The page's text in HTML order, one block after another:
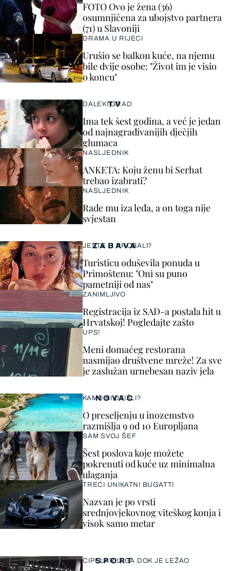
FOTO Ovo je žena (36)
osumnjičena za ubojstvo partnera
(71) u Slavoniji
DRAMA U RIJECI
Urušio se balkon kuće, na njemu
bile dvije osobe: "Život im je visio
o koncu"
ZABAVA
JESTE LI PROBALI?
Turisticu oduševila ponuda u
Primoštenu: "Oni su puno
pametniji od nas"
ZANIMLJIVO
Registracija iz SAD-a postala hit u
Hrvatskoj! Pogledajte zašto
UPS!
Meni domaćeg restorana
nasmijao društvene mreže! Za sve
je zaslužan urnebesan naziv jela
SPORT
CIPELARILI GA DOK JE LEŽAO
TV
DALEKI GRAD
Ima tek šest godina, a već je jedan
od najnagrađivanijih dječjih
glumaca
NASLJEDNIK
ANKETA: Koju ženu bi Serhat
trebao izabrati?
NASLJEDNIK
Rade mu iza leđa, a on toga nije
svjestan
NOVAC
KAMO BI OTIŠLI?
O preseljenju u inozemstvo
razmišlja 9 od 10 Europljana
SAM SVOJ ŠEF
Šest poslova koje možete
pokrenuti od kuće uz minimalna
ulaganja
TREĆI UNIKATNI BUGATTI
Nazvan je po vrsti
srednjovjekovnog viteškog konja i
visok samo metar